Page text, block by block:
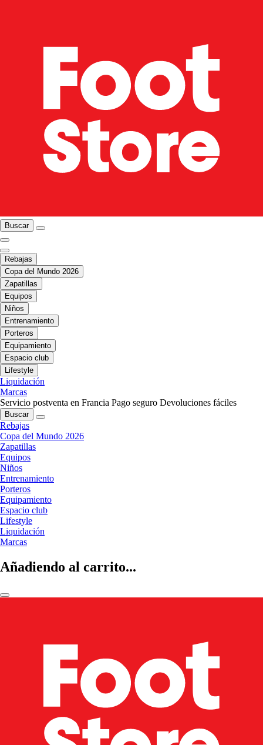
Buscar
Rebajas
Copa del Mundo 2026
Zapatillas
Equipos
Niños
Entrenamiento
Porteros
Equipamiento
Espacio club
Lifestyle
Liquidación
Marcas
Servicio postventa en Francia Pago seguro Devoluciones fáciles
Buscar
Rebajas
Copa del Mundo 2026
Zapatillas
Equipos
Niños
Entrenamiento
Porteros
Equipamiento
Espacio club
Lifestyle
Liquidación
Marcas
Añadiendo al carrito...